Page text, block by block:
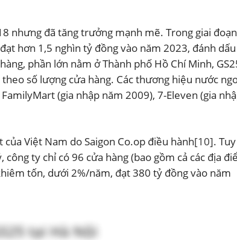
nhưng đã tăng trưởng mạnh mẽ. Trong giai đoạn
hơn 1,5 nghìn tỷ đồng vào năm 2023, đánh dấu
phần lớn nằm ở Thành phố Hồ Chí Minh,
số lượng cửa hàng. Các thương hiệu nước
(gia nhập năm 2009), 7-Eleven (gia
Việt Nam do Saigon Co.op điều hành[10]. Tuy
ty chỉ có 96 cửa hàng (bao gồm cả các địa
tốn, dưới 2%/năm, đạt 380 tỷ đồng vào năm
tại Hà Nội